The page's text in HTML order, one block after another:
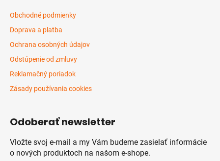
Obchodné podmienky
Doprava a platba
Ochrana osobných údajov
Odstúpenie od zmluvy
Reklamačný poriadok
Zásady používania cookies
Odoberať newsletter
Vložte svoj e-mail a my Vám budeme zasielať informácie
o nových produktoch na našom e-shope.